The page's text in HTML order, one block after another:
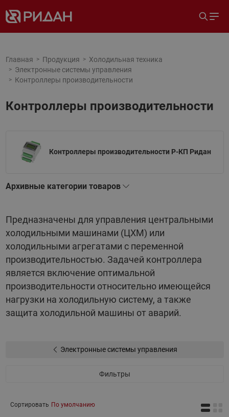
Главная Продукция
Холодильная техника
Электронные системы управления
Контроллеры производительности
Контроллеры производительности
Контроллеры производительности Р-КП Ридан
Архивные категории товаров
Предназначены для управления центральными
холодильными машинами (ЦХМ) или
холодильными агрегатами с переменной
производительностью. Задачей контроллера
является включение оптимальной
производительности относительно имеющейся
нагрузки на холодильную систему, а также
защита холодильной машины от аварий.
Электронные системы управления
Фильтры
Сортировать По умолчанию